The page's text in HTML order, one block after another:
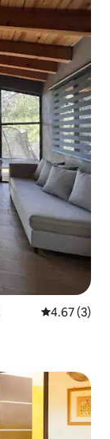
レビュー3
4.67 (3)